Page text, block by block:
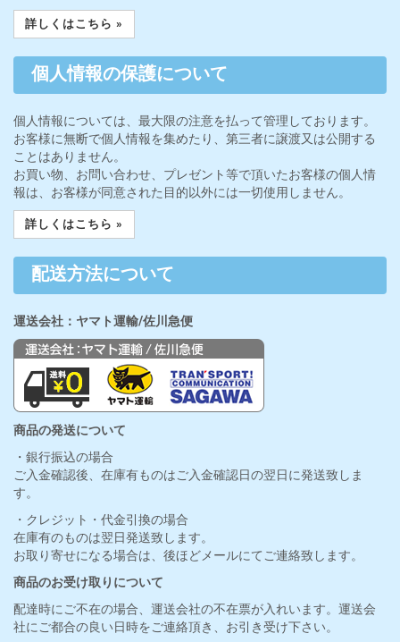
詳しくはこちら »
個人情報の保護について
個人情報については、最大限の注意を払って管理しております。
お客様に無断で個人情報を集めたり、第三者に譲渡又は公開する
ことはありません。
お買い物、お問い合わせ、プレゼント等で頂いたお客様の個人情
報は、お客様が同意された目的以外には一切使用しません。
詳しくはこちら »
配送方法について
運送会社：ヤマト運輸/佐川急便
商品の発送について
・銀行振込の場合
ご入金確認後、在庫有ものはご入金確認日の翌日に発送致しま
す。
・クレジット・代金引換の場合
在庫有のものは翌日発送致します。
お取り寄せになる場合は、後ほどメールにてご連絡致します。
商品のお受け取りについて
配達時にご不在の場合、運送会社の不在票が入れいます。運送会
社にご都合の良い日時をご連絡頂き、お引き受け下さい。